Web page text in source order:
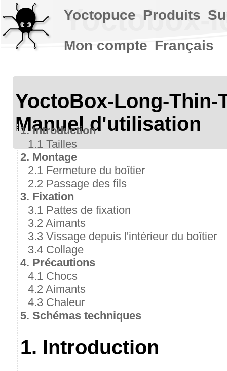
Yoctobox-
YoctoBox-Long-
Manuel d'utilisation
1. Introduction
1.1 Tailles
2. Montage
2.1 Fermeture du boîtier
2.2 Passage des fils
3. Fixation
3.1 Pattes de fixation
3.2 Aimants
3.3 Vissage depuis l'intérieur du boîtier
3.4 Collage
4. Précautions
4.1 Chocs
4.2 Aimants
4.3 Chaleur
5. Schémas techniques
1. Introduction
Yoctopuce Produits
Mon compte Français